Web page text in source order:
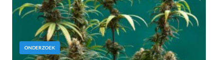
ONDERZOEK